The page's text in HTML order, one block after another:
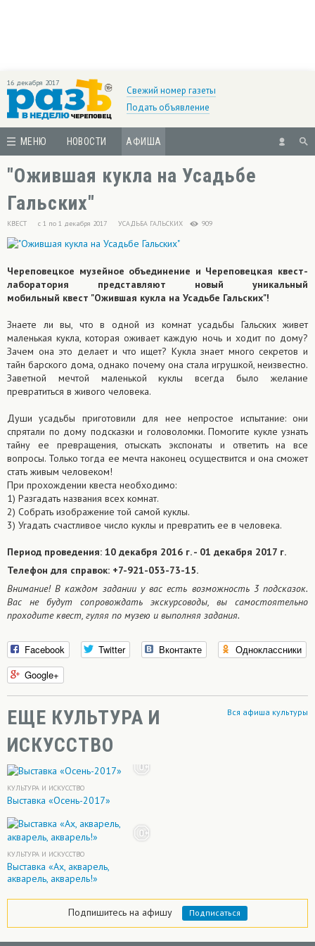
16 декабря 2017
Свежий номер газеты
Подать объявление
МЕНЮ НОВОСТИ АФИША
"Ожившая кукла на Усадьбе
Гальских"
КВЕСТ с 1 по 1 декабря 2017 УСАДЬБА ГАЛЬСКИХ 909
Череповецкое музейное объединение и Череповецкая квест-
лаборатория представляют новый уникальный
мобильный квест "Ожившая кукла на Усадьбе Гальских"!
Знаете ли вы, что в одной из комнат усадьбы Гальских живет
маленькая кукла, которая оживает каждую ночь и ходит по дому?
Зачем она это делает и что ищет? Кукла знает много секретов и
тайн барского дома, однако почему она стала игрушкой, неизвестно.
Заветной мечтой маленькой куклы всегда было желание
превратиться в живого человека.
Души усадьбы приготовили для нее непростое испытание: они
спрятали по дому подсказки и головоломки. Помогите кукле узнать
тайну ее превращения, отыскать экспонаты и ответить на все
вопросы. Только тогда ее мечта наконец осуществится и она сможет
стать живым человеком!
При прохождении квеста необходимо:
1) Разгадать названия всех комнат.
2) Собрать изображение той самой куклы.
3) Угадать счастливое число куклы и превратить ее в человека.
Период проведения: 10 декабря 2016 г. - 01 декабря 2017 г.
Телефон для справок: +7-921-053-73-15.
Внимание! В каждом задании у вас есть возможность 3 подсказок.
Вас не будут сопровождать экскурсоводы, вы самостоятельно
проходите квест, гуляя по музею и выполняя задания.
Facebook Twitter Вконтакте
Одноклассники
Google+
Вся афиша культуры
ЕЩЕ КУЛЬТУРА И
ИСКУССТВО
КУЛЬТУРА И ИСКУССТВО
Выставка «Осень-2017»
КУЛЬТУРА И ИСКУССТВО
Выставка «Ах, акварель,
акварель, акварель!»
Подпишитесь на афишу Подписаться